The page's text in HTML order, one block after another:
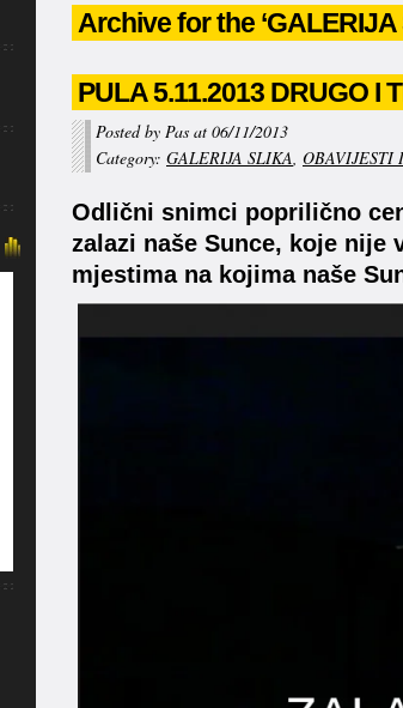
Archive for the ‘GALERIJA
PULA 5.11.2013 DRUGO I
Posted by Pas at 06/11/2013
Category: GALERIJA SLIKA, OBAVIJESTI
Odlični snimci poprilično
zalazi naše Sunce, koje
mjestima na kojima naše